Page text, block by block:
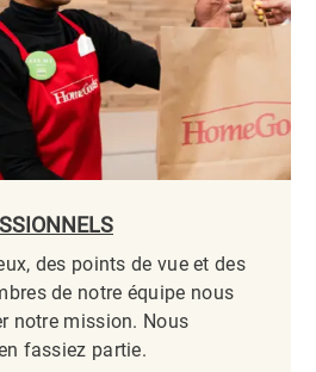
des points de vue et des
de notre équipe nous
notre mission. Nous
fassiez partie.​​​​​​​